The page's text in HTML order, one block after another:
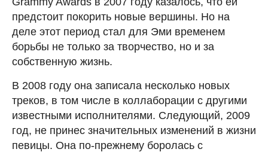
предстоит покорить новые вершины. Но на
деле этот период стал для Эми временем
борьбы не только за творчество, но и за
собственную жизнь.
В 2008 году она записала несколько новых
треков, в том числе в коллаборации с другими
известными исполнителями. Следующий, 2009
год, не принес значительных изменений в жизни
певицы. Она по-прежнему боролась с